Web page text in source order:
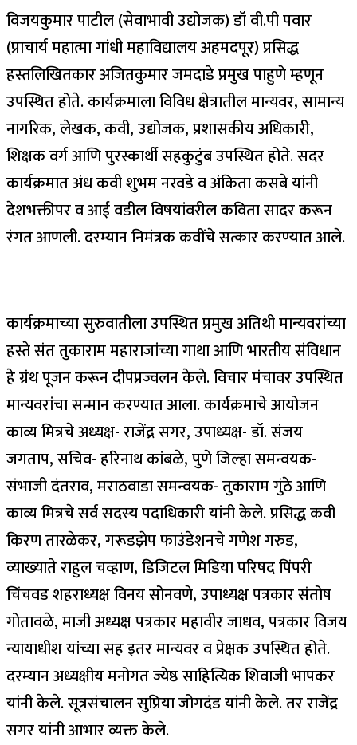
विजयकुमार पाटील (सेवाभावी उद्योजक) डॉ वी.पी पवार
(प्राचार्य महात्मा गांधी महाविद्यालय अहमदपूर) प्रसिद्ध
हस्तलिखितकार अजितकुमार जमदाडे प्रमुख पाहुणे म्हणून
उपस्थित होते. कार्यक्रमाला विविध क्षेत्रातील मान्यवर, सामान्य
नागरिक, लेखक, कवी, उद्योजक, प्रशासकीय अधिकारी,
शिक्षक वर्ग आणि पुरस्कार्थी सहकुटुंब उपस्थित होते. सदर
कार्यक्रमात अंध कवी शुभम नरवडे व अंकिता कसबे यांनी
देशभक्तीपर व आई वडील विषयांवरील कविता सादर करून
रंगत आणली. दरम्यान निमंत्रक कवींचे सत्कार करण्यात आले.
कार्यक्रमाच्या सुरुवातीला उपस्थित प्रमुख अतिथी मान्यवरांच्या
हस्ते संत तुकाराम महाराजांच्या गाथा आणि भारतीय संविधान
हे ग्रंथ पूजन करून दीपप्रज्वलन केले. विचार मंचावर उपस्थित
मान्यवरांचा सन्मान करण्यात आला. कार्यक्रमाचे आयोजन
काव्य मित्रचे अध्यक्ष- राजेंद्र सगर, उपाध्यक्ष- डॉ. संजय
जगताप, सचिव- हरिनाथ कांबळे, पुणे जिल्हा समन्वयक-
संभाजी दंतराव, मराठवाडा समन्वयक- तुकाराम गुंठे आणि
काव्य मित्रचे सर्व सदस्य पदाधिकारी यांनी केले. प्रसिद्ध कवी
किरण तारळेकर, गरूडझेप फाउंडेशनचे गणेश गरुड,
व्याख्याते राहुल चव्हाण, डिजिटल मिडिया परिषद पिंपरी
चिंचवड शहराध्यक्ष विनय सोनवणे, उपाध्यक्ष पत्रकार संतोष
गोतावळे, माजी अध्यक्ष पत्रकार महावीर जाधव, पत्रकार विजय
न्यायाधीश यांच्या सह इतर मान्यवर व प्रेक्षक उपस्थित होते.
दरम्यान अध्यक्षीय मनोगत ज्येष्ठ साहित्यिक शिवाजी भापकर
यांनी केले. सूत्रसंचालन सुप्रिया जोगदंड यांनी केले. तर राजेंद्र
सगर यांनी आभार व्यक्त केले.